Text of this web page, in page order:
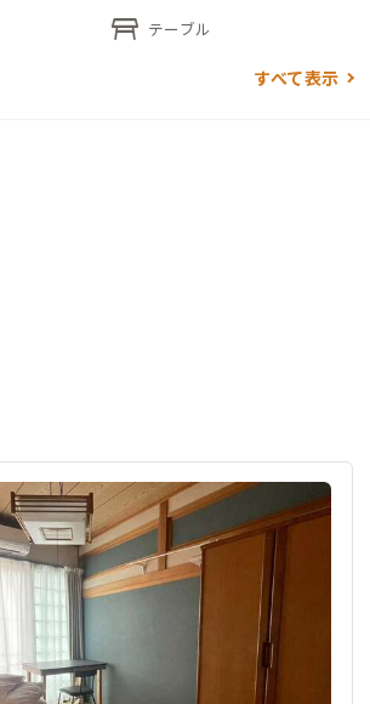
とができる男鹿A邸です。
table_restaurant テーブル
すべて表示